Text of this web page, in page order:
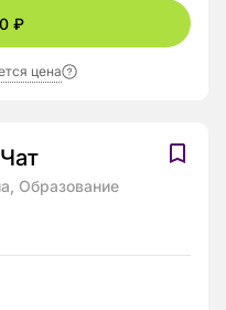
₽
цена
Образование